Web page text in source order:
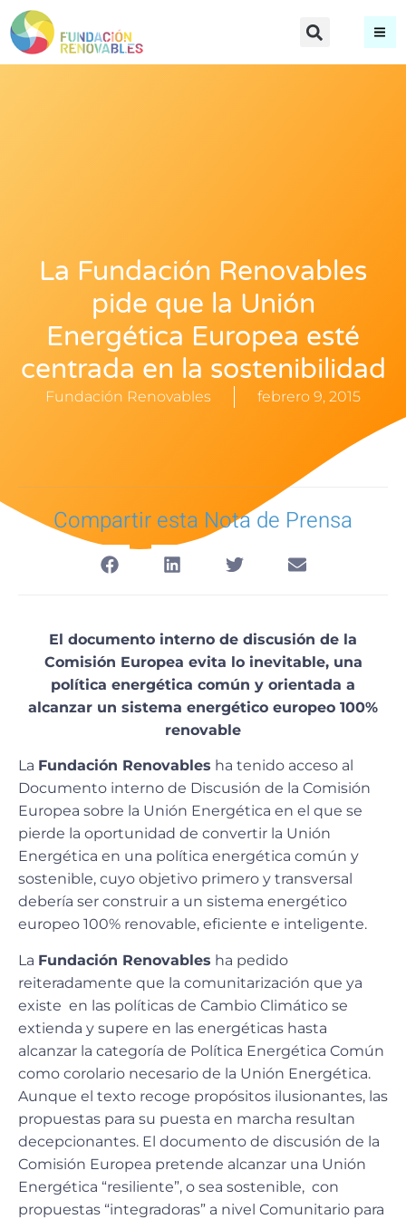
La Fundación Renovables
pide que la Unión
Energética Europea esté
centrada en la sostenibilidad
Fundación Renovables febrero 9, 2015
Compartir esta Nota de Prensa
El documento interno de discusión de la
Comisión Europea evita lo inevitable, una
política energética común y orientada a
alcanzar un sistema energético europeo 100%
renovable
La Fundación Renovables ha tenido acceso al
Documento interno de Discusión de la Comisión
Europea sobre la Unión Energética en el que se
pierde la oportunidad de convertir la Unión
Energética en una política energética común y
sostenible, cuyo objetivo primero y transversal
debería ser construir a un sistema energético
europeo 100% renovable, eficiente e inteligente.
La Fundación Renovables ha pedido
reiteradamente que la comunitarización que ya
existe en las políticas de Cambio Climático se
extienda y supere en las energéticas hasta
alcanzar la categoría de Política Energética Común
como corolario necesario de la Unión Energética.
Aunque el texto recoge propósitos ilusionantes, las
propuestas para su puesta en marcha resultan
decepcionantes. El documento de discusión de la
Comisión Europea pretende alcanzar una Unión
Energética “resiliente”, o sea sostenible, con
propuestas “integradoras” a nivel Comunitario para